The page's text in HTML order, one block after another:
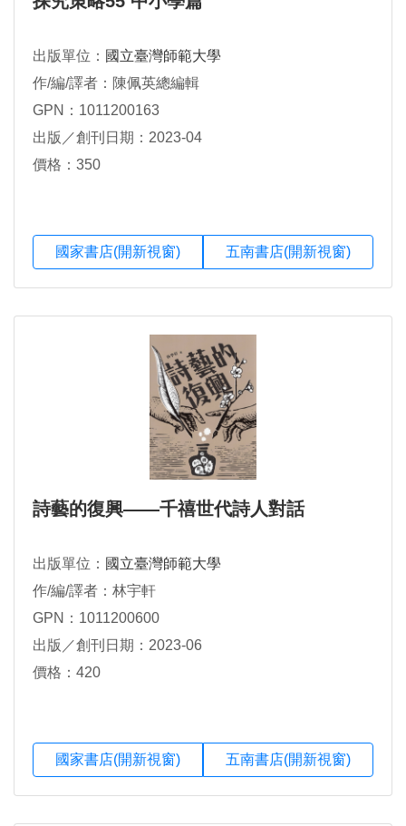
出版單位： 國立臺灣師範大學
作/編/譯者：陳佩英總編輯
GPN：1011200163
出版／創刊日期：2023-04
價格：350
國家書店(開新視窗) 五南書店(開新視窗)
詩藝的復興——千禧世代詩人對話
出版單位： 國立臺灣師範大學
作/編/譯者：林宇軒
GPN：1011200600
出版／創刊日期：2023-06
價格：420
國家書店(開新視窗) 五南書店(開新視窗)